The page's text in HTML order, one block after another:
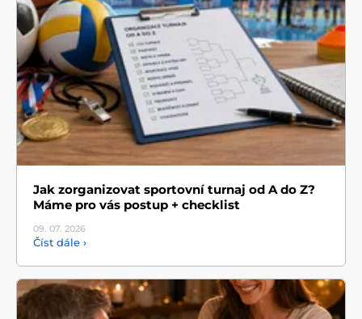
Jak zorganizovat sportovní turnaj od A do Z?
Máme pro vás postup + checklist
09. 07. 2026
Číst dále ›